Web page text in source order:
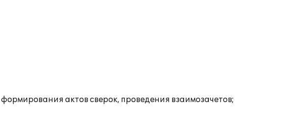
актов сверок, проведения взаимозачетов;